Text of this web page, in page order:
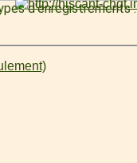
d'enregistrements :